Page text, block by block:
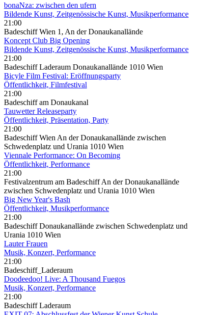
bonaNza: zwischen den ufern
Bildende Kunst, Zeitgenössische Kunst, Musikperformance
21:00
Badeschiff Wien 1, An der Donaukanallände
Koncept Club Big Opening
Bildende Kunst, Zeitgenössische Kunst, Musikperformance
21:00
Badeschiff Laderaum Donaukanallände 1010 Wien
Bicyle Film Festival: Eröffnungsparty
Öffentlichkeit, Filmfestival
21:00
Badeschiff am Donaukanal
Tauwetter Releaseparty
Öffentlichkeit, Präsentation, Party
21:00
Badeschiff Wien An der Donaukanallände zwischen
Schwedenplatz und Urania 1010 Wien
Viennale Performance: On Becoming
Öffentlichkeit, Performance
21:00
Festivalzentrum am Badeschiff An der Donaukanallände
zwischen Schwedenplatz und Urania 1010 Wien
Big New Year's Bash
Öffentlichkeit, Musikperformance
21:00
Badeschiff Donaukanallände zwischen Schwedenplatz und
Urania 1010 Wien
Lauter Frauen
Musik, Konzert, Performance
21:00
Badeschiff_Laderaum
Doodeedoo! Live: A Thousand Fuegos
Musik, Konzert, Performance
21:00
Badeschiff Laderaum